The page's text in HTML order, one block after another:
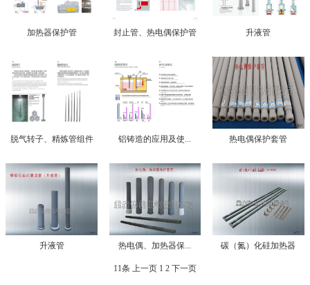
加热器保护管 封止管、热电偶保护管 升液管
脱气转子、精炼管组件 铝铸造的应用及使... 热电偶保护套管
升液管 热电偶、加热器保... 碳（氮）化硅加热器
11条 上一页 1 2 下一页